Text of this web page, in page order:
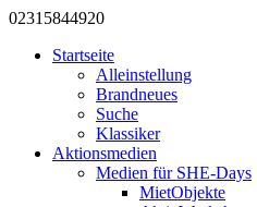
0231 5844920
Startseite
Alleinstellung
Brandneues
Suche
Klassiker
Aktionsmedien
Medien für SHE-Days
MietObjekte